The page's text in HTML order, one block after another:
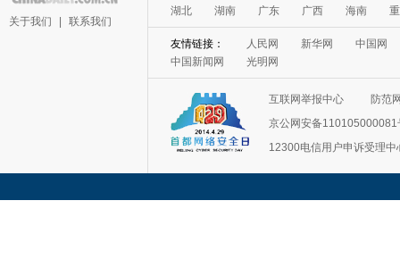
关于我们 联系我们
湖北
湖南 广东 广西 海南
友情链接： 人民网 新华网
中国网
中国新闻网
光明网
互联网举报中心
防范
京公网安备110105000081
12300电信用户申诉受理中